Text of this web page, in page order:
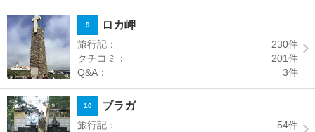
9 ロカ岬
旅行記： 230件
クチコミ：
201件
Q&A：
3件
10 ブラガ
旅行記： 54件